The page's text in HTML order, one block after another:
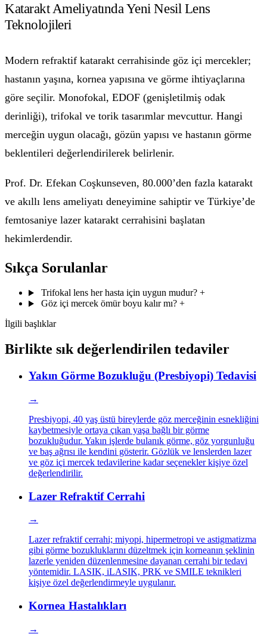
Katarakt Ameliyatında Yeni Nesil Lens
Teknolojileri
Modern refraktif katarakt cerrahisinde göz içi mercekler;
hastanın yaşına, kornea yapısına ve görme ihtiyaçlarına
göre seçilir. Monofokal, EDOF (genişletilmiş odak
derinliği), trifokal ve torik tasarımlar mevcuttur. Hangi
merceğin uygun olacağı, gözün yapısı ve hastanın görme
beklentileri değerlendirilerek belirlenir.
Prof. Dr. Efekan Coşkunseven, 80.000’den fazla katarakt
ve akıllı lens ameliyatı deneyimine sahiptir ve Türkiye’de
femtosaniye lazer katarakt cerrahisini başlatan
hekimlerdendir.
Sıkça Sorulanlar
Trifokal lens her hasta için uygun mudur? +
Göz içi mercek ömür boyu kalır mı? +
İlgili başlıklar
Birlikte sık değerlendirilen tedaviler
Yakın Görme Bozukluğu (Presbiyopi) Tedavisi
→
Presbiyopi, 40 yaş üstü bireylerde göz merceğinin esnekliğini
kaybetmesiyle ortaya çıkan yaşa bağlı bir görme
bozukluğudur. Yakın işlerde bulanık görme, göz yorgunluğu
ve baş ağrısı ile kendini gösterir. Gözlük ve lenslerden lazer
ve göz içi mercek tedavilerine kadar seçenekler kişiye özel
değerlendirilir.
Lazer Refraktif Cerrahi
→
Lazer refraktif cerrahi; miyopi, hipermetropi ve astigmatizma
gibi görme bozukluklarını düzeltmek için korneanın şeklinin
lazerle yeniden düzenlenmesine dayanan cerrahi bir tedavi
yöntemidir. LASIK, iLASIK, PRK ve SMILE teknikleri
kişiye özel değerlendirmeyle uygulanır.
Kornea Hastalıkları
→